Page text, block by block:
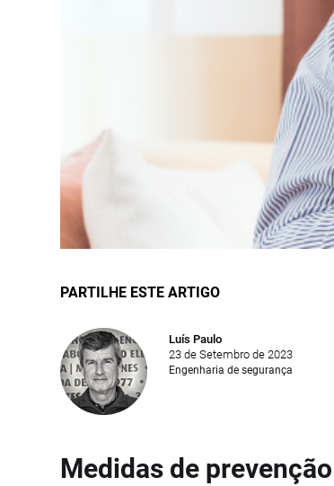
PARTILHE ESTE ARTIGO
Luís Paulo
23 de Setembro de 2023
Engenharia de segurança
Medidas de